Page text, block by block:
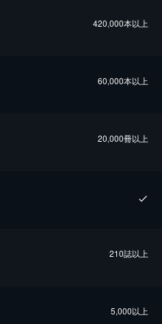
420,000本以上
60,000本以上
20,000冊以上
210誌以上
5,000以上